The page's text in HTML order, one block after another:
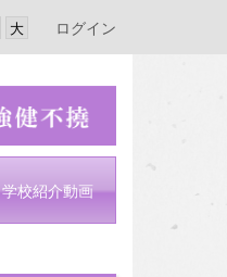
ログイン
学校紹介動画